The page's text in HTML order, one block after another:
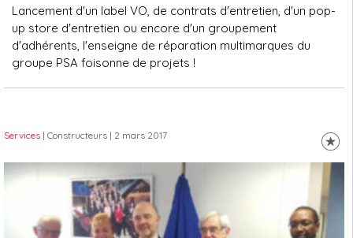
Lancement d'un label VO, de contrats d'entretien, d'un pop-
up store d'entretien ou encore d'un groupement
d'adhérents, l'enseigne de réparation multimarques du
groupe PSA foisonne de projets !
Services | Constructeurs | 2 mars 2017